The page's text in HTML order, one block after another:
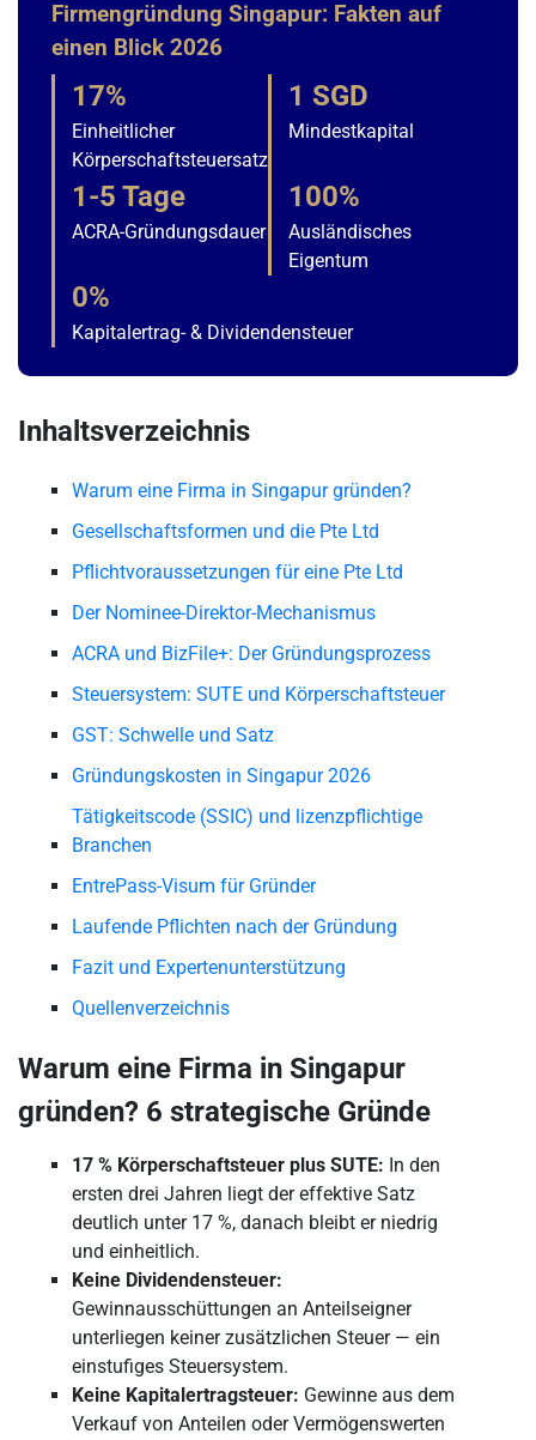
Firmengründung Singapur: Fakten auf
einen Blick 2026
17%
Einheitlicher
Körperschaftsteuersatz
1 SGD
Mindestkapital
1-5 Tage
ACRA-Gründungsdauer
100%
Ausländisches
Eigentum
0%
Kapitalertrag- & Dividendensteuer
Inhaltsverzeichnis
Warum eine Firma in Singapur gründen?
Gesellschaftsformen und die Pte Ltd
Pflichtvoraussetzungen für eine Pte Ltd
Der Nominee-Direktor-Mechanismus
ACRA und BizFile+: Der Gründungsprozess
Steuersystem: SUTE und Körperschaftsteuer
GST: Schwelle und Satz
Gründungskosten in Singapur 2026
Tätigkeitscode (SSIC) und lizenzpflichtige
Branchen
EntrePass-Visum für Gründer
Laufende Pflichten nach der Gründung
Fazit und Expertenunterstützung
Quellenverzeichnis
Warum eine Firma in Singapur
gründen? 6 strategische Gründe
17 % Körperschaftsteuer plus SUTE: In den
ersten drei Jahren liegt der effektive Satz
deutlich unter 17 %, danach bleibt er niedrig
und einheitlich.
Keine Dividendensteuer:
Gewinnausschüttungen an Anteilseigner
unterliegen keiner zusätzlichen Steuer — ein
einstufiges Steuersystem.
Keine Kapitalertragsteuer: Gewinne aus dem
Verkauf von Anteilen oder Vermögenswerten